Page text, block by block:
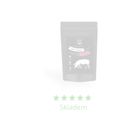
Skladem